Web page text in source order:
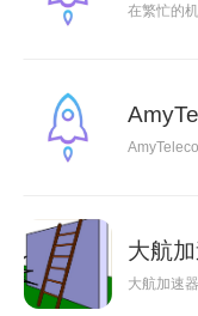
在繁忙的
大航
大航加速